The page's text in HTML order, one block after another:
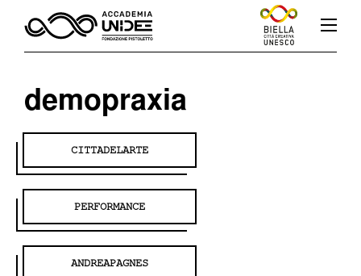
Fb In Yt
L’accademia
demopraxia
CITTADELARTE
PERFORMANCE
ANDREAPAGNES